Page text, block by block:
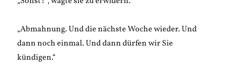
„Abmahnung. Und die nächste Woche wieder. Und
dann noch einmal. Und dann dürfen wir Sie
kündigen.“